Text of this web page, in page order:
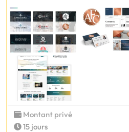
Montant privé
15 jours